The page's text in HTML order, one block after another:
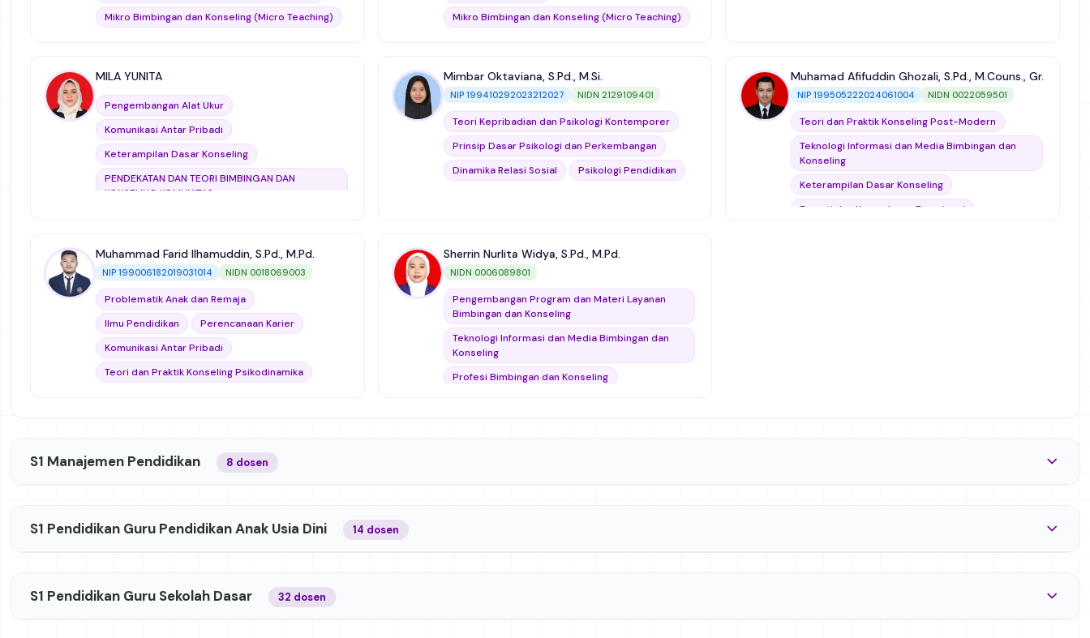
Profesi Bimbingan dan Konseling
Metodologi Penelitian Kualitatif dan Kuantitatif
Manajemen dan Supervisi Bimbingan dan
Konseling
Kajian Bimbingan dan Konseling Resolusi Konflik
Statistik
Manajemen dan Supervisi Bimbingan dan
Konseling
Analisis Data Kualitatif
National Conference
kurikulum sekolah
Mikro Bimbingan dan Konseling (Micro Teaching)
Andragogi dan Hetaugogi
Profesi Bimbingan dan Konseling
Mikro Bimbingan dan Konseling (Micro Teaching)
MILA YUNITA
Pengembangan Alat Ukur
Komunikasi Antar Pribadi
Keterampilan Dasar Konseling
PENDEKATAN DAN TEORI BIMBINGAN DAN
KONSELING KOMUNITAS
Teori dan Praktik Konseling Kognitif-Perilaku
Bimbingan dan Konseling Sekolah Menengah
Layanan Bimbingan dan Konseling untuk Adiksi
Teori dan Praktek Konseling Psikodinamika
Statistik
Psikologi Pendidikan
Analisis Pengubahan Tingkah Laku
Mikro Bimbingan dan Konseling (Micro Teaching)
Analisis Data Kualitatif
Mimbar Oktaviana, S.Pd., M.Si.
NIP 199410292023212027 NIDN 2129109401
Teori Kepribadian dan Psikologi Kontemporer
Prinsip Dasar Psikologi dan Perkembangan
Dinamika Relasi Sosial
Psikologi Pendidikan
Muhamad Afifuddin Ghozali, S.Pd., M.Couns., Gr.
NIP 199505222024061004 NIDN 0022059501
Teori dan Praktik Konseling Post-Modern
Teknologi Informasi dan Media Bimbingan dan
Konseling
Keterampilan Dasar Konseling
Empati dan Kecerdasan Emosional
Muhammad Farid Ilhamuddin, S.Pd., M.Pd.
NIP 199006182019031014 NIDN 0018069003
Problematik Anak dan Remaja
Ilmu Pendidikan
Perencanaan Karier
Komunikasi Antar Pribadi
Teori dan Praktik Konseling Psikodinamika
Sherrin Nurlita Widya, S.Pd., M.Pd.
NIDN 0006089801
Pengembangan Program dan Materi Layanan
Bimbingan dan Konseling
Teknologi Informasi dan Media Bimbingan dan
Konseling
Profesi Bimbingan dan Konseling
S1 Manajemen Pendidikan 8 dosen
S1 Pendidikan Guru Pendidikan Anak Usia Dini 14 dosen
S1 Pendidikan Guru Sekolah Dasar 32 dosen